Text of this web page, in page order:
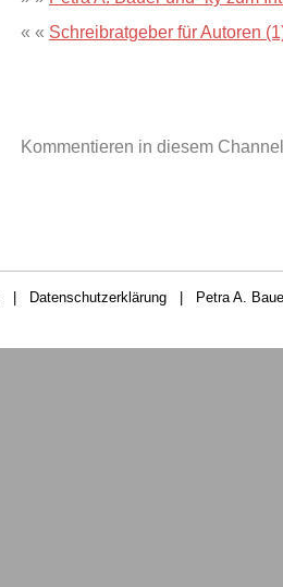
« « Schreibratgeber für Autoren
Kommentieren in diesem
| Datenschutzerklärung | Petra A.